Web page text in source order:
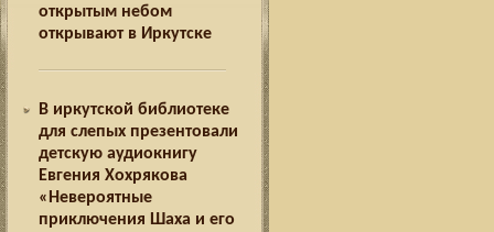
открытым небом
открывают в Иркутске
В иркутской библиотеке
для слепых презентовали
детскую аудиокнигу
Евгения Хохрякова
«Невероятные
приключения Шаха и его